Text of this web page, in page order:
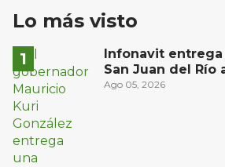
Lo más visto
Infonavit entrega
San Juan del Río
bajos ingresos
Ago 05, 2026